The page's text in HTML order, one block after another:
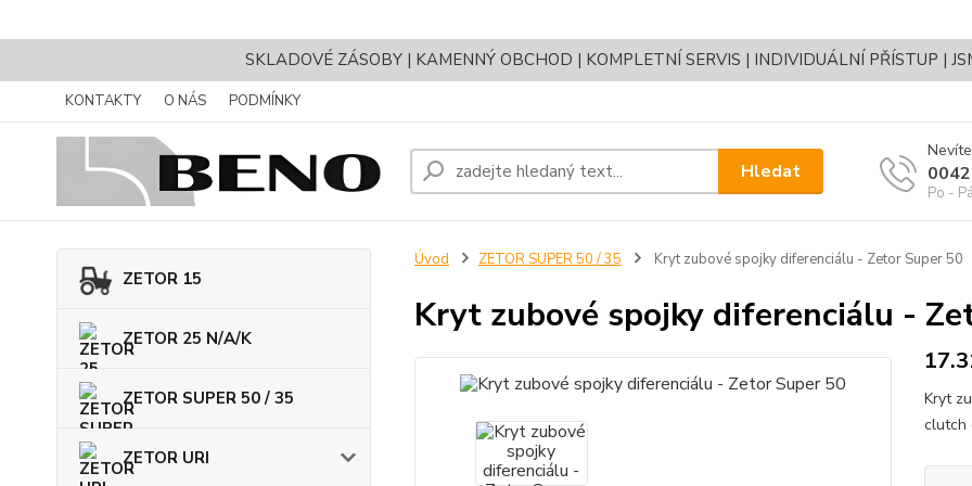
SKLADOVÉ ZÁSOBY | KAMENNÝ OBCHOD | KOMPLETNÍ SERVIS | INDIVIDUÁLNÍ PŘÍSTUP |
KONTAKTY O NÁS PODMÍNKY
Hledat
Po -
ZETOR 15
ZETOR 25 N/A/K
ZETOR SUPER 50 / 35
ZETOR URI
Úvod ZETOR SUPER 50 / 35 Kryt zubové spojky diferenciálu - Zetor Super 50
Kryt zubové spojky diferenciálu -
Kryt
clutch